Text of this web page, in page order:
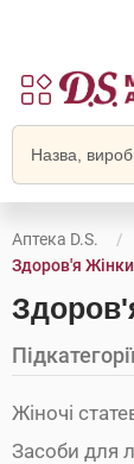
Аптека D.S.
Здоров'я
Жіночі
Засоби для